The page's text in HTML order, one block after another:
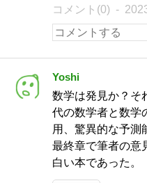
コメント(0)
Yoshi
数学は発見か？そ
代の数学者と数学
用、驚異的な予測
最終章で筆者の意
白い本であった。